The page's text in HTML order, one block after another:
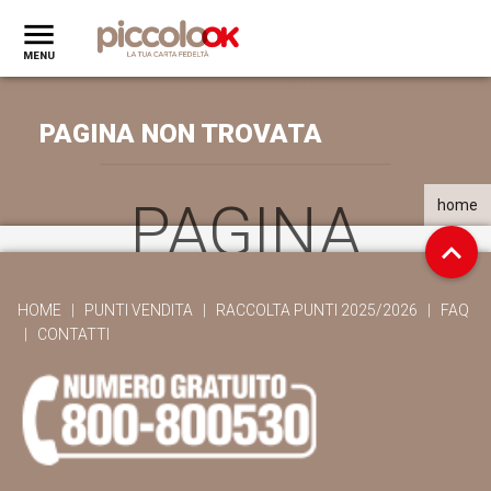
PAGINA NON TROVATA
home
PAGINA
NON
TROVATA
HOME PUNTI VENDITA RACCOLTA PUNTI 2025/2026
FAQ
CONTATTI